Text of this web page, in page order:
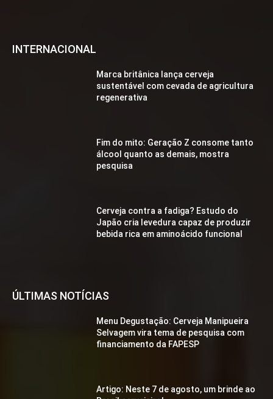
INTERNACIONAL
Marca britânica lança cerveja
sustentável com cevada de agricultura
regenerativa
Fim do mito: Geração Z consome tanto
álcool quanto as demais, mostra
pesquisa
Cerveja contra a fadiga? Estudo do
Japão cria levedura capaz de produzir
bebida rica em aminoácido funcional
ÚLTIMAS NOTÍCIAS
Menu Degustação: Cerveja Manipueira
Selvagem vira tema de pesquisa com
financiamento da FAPESP
Artigo: Neste 7 de agosto, um brinde ao